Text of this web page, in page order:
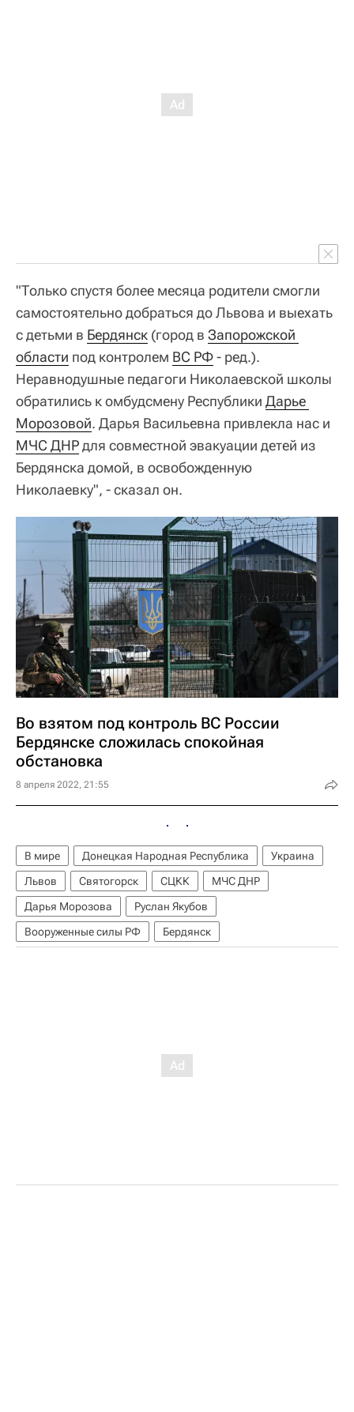
"Только спустя более месяца родители смогли
самостоятельно добраться до Львова и выехать
с детьми в Бердянск (город в Запорожской
области под контролем ВС РФ- ред.).
Неравнодушные педагоги Николаевской школы
обратились к омбудсмену Республики Дарье
Морозовой. Дарья Васильевна привлекла нас и
МЧС ДНРдля совместной эвакуации детей из
Бердянска домой, в освобожденную
Николаевку", - сказал он.
Во взятом под контроль ВС России
Бердянске сложилась спокойная
обстановка
8 апреля 2022, 21:55
В мире Донецкая Народная Республика
Украина
Львов
Святогорск СЦКК
МЧС ДНР
Дарья Морозова
Руслан Якубов
Вооруженные силы РФ
Бердянск